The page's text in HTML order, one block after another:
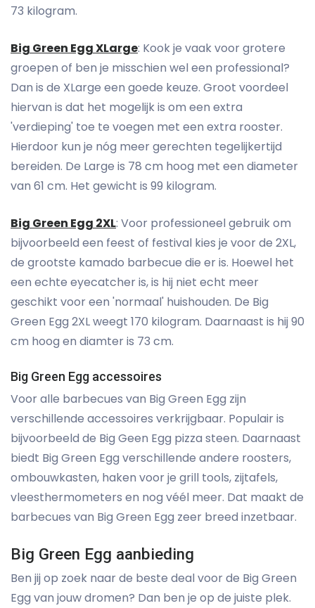
73 kilogram.
Big Green Egg XLarge: Kook je vaak voor grotere
groepen of ben je misschien wel een professional?
Dan is de XLarge een goede keuze. Groot voordeel
hiervan is dat het mogelijk is om een extra
'verdieping' toe te voegen met een extra rooster.
Hierdoor kun je nóg meer gerechten tegelijkertijd
bereiden. De Large is 78 cm hoog met een diameter
van 61 cm. Het gewicht is 99 kilogram.
Big Green Egg 2XL: Voor professioneel gebruik om
bijvoorbeeld een feest of festival kies je voor de 2XL,
de grootste kamado barbecue die er is. Hoewel het
een echte eyecatcher is, is hij niet echt meer
geschikt voor een 'normaal' huishouden. De Big
Green Egg 2XL weegt 170 kilogram. Daarnaast is hij 90
cm hoog en diamter is 73 cm.
Big Green Egg accessoires
Voor alle barbecues van Big Green Egg zijn
verschillende accessoires verkrijgbaar. Populair is
bijvoorbeeld de Big Geen Egg pizza steen. Daarnaast
biedt Big Green Egg verschillende andere roosters,
ombouwkasten, haken voor je grill tools, zijtafels,
vleesthermometers en nog véél meer. Dat maakt de
barbecues van Big Green Egg zeer breed inzetbaar.
Big Green Egg aanbieding
Ben jij op zoek naar de beste deal voor de Big Green
Egg van jouw dromen? Dan ben je op de juiste plek.